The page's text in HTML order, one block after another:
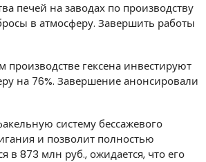
печей на заводах по производству
в атмосферу. Завершить работы
производстве гексена инвестируют
на 76%. Завершение анонсировали
систему бессажевого
и позволит полностью
в 873 млн руб., ожидается, что его